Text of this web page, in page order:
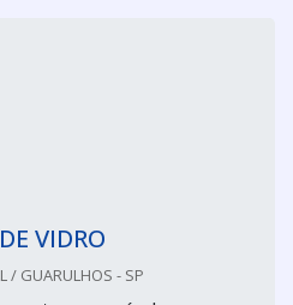
VIDRO
/ GUARULHOS - SP